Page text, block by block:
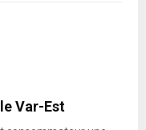
Var-Est